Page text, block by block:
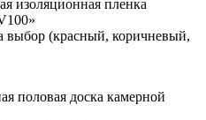
изоляционная пленка
(красный, коричневый,
половая доска камерной